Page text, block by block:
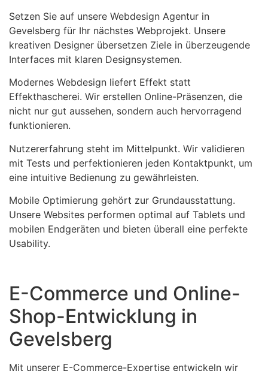
Setzen Sie auf unsere Webdesign Agentur in
Gevelsberg für Ihr nächstes Webprojekt. Unsere
kreativen Designer übersetzen Ziele in überzeugende
Interfaces mit klaren Designsystemen.
Modernes Webdesign liefert Effekt statt
Effekthascherei. Wir erstellen Online-Präsenzen, die
nicht nur gut aussehen, sondern auch hervorragend
funktionieren.
Nutzererfahrung steht im Mittelpunkt. Wir validieren
mit Tests und perfektionieren jeden Kontaktpunkt, um
eine intuitive Bedienung zu gewährleisten.
Mobile Optimierung gehört zur Grundausstattung.
Unsere Websites performen optimal auf Tablets und
mobilen Endgeräten und bieten überall eine perfekte
Usability.
E-Commerce und Online-
Shop-Entwicklung in
Gevelsberg
Mit unserer E-Commerce-Expertise entwickeln wir